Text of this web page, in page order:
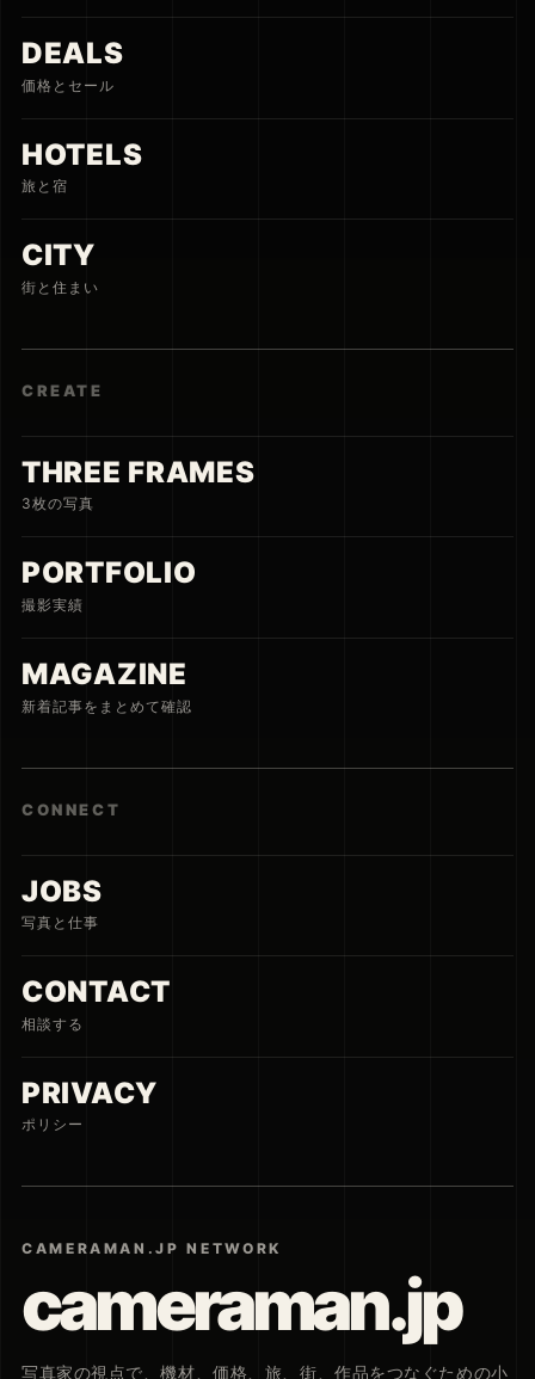
CAMERAMAN.JP NETWORK
cameraman.jp
写真家の視点で、機材、価格、旅、街、作品をつなぐための小
DEALS
価格とセール
HOTELS
旅と宿
CITY
街と住まい
CREATE
THREE FRAMES
3枚の写真
PORTFOLIO
撮影実績
MAGAZINE
新着記事をまとめて確認
CONNECT
JOBS
写真と仕事
CONTACT
相談する
PRIVACY
ポリシー